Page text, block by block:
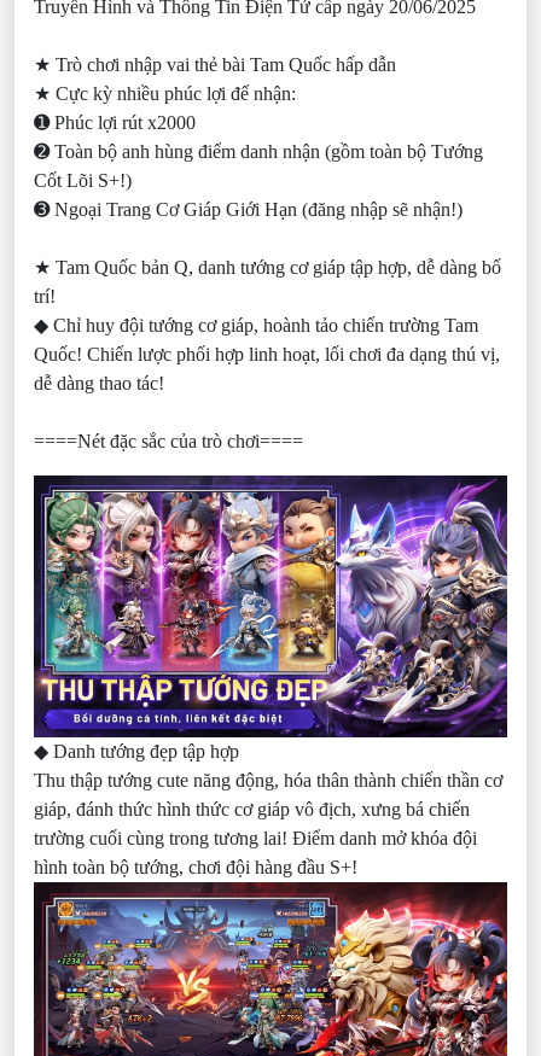
Truyền Hình và Thông Tin Điện Tử cấp ngày 20/06/2025
★ Trò chơi nhập vai thẻ bài Tam Quốc hấp dẫn
★ Cực kỳ nhiều phúc lợi để nhận:
➊ Phúc lợi rút x2000
➋ Toàn bộ anh hùng điểm danh nhận (gồm toàn bộ Tướng
Cốt Lõi S+!)
➌ Ngoại Trang Cơ Giáp Giới Hạn (đăng nhập sẽ nhận!)
★ Tam Quốc bản Q, danh tướng cơ giáp tập hợp, dễ dàng bố
trí!
◆ Chỉ huy đội tướng cơ giáp, hoành tảo chiến trường Tam
Quốc! Chiến lược phối hợp linh hoạt, lối chơi đa dạng thú vị,
dễ dàng thao tác!
====Nét đặc sắc của trò chơi====
◆ Danh tướng đẹp tập hợp
Thu thập tướng cute năng động, hóa thân thành chiến thần cơ
giáp, đánh thức hình thức cơ giáp vô địch, xưng bá chiến
trường cuối cùng trong tương lai! Điểm danh mở khóa đội
hình toàn bộ tướng, chơi đội hàng đầu S+!